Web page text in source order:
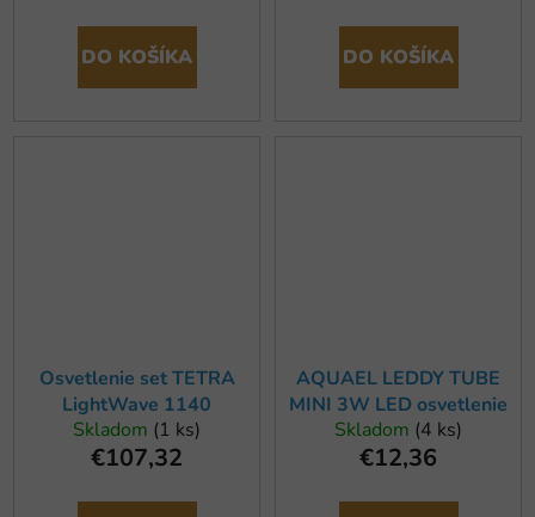
DO KOŠÍKA DO KOŠÍKA
Osvetlenie set TETRA
LightWave 1140
Skladom (1 ks)
€107,32
AQUAEL LEDDY TUBE
MINI 3W LED osvetlenie
Skladom (4 ks)
€12,36